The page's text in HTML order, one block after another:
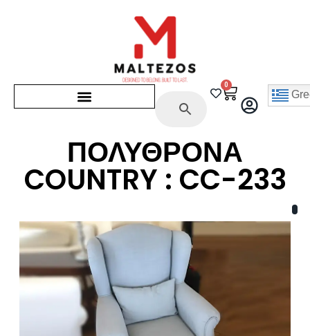
0
ΠΟΛΥΘΡΟΝΑ
COUNTRY : CC-233